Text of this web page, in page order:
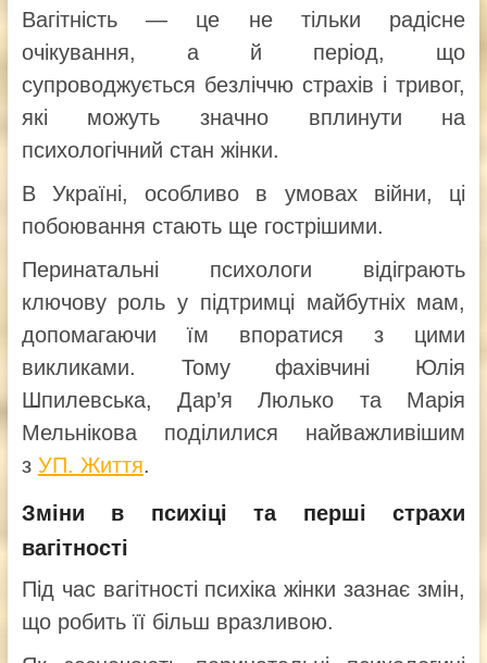
Вагітність — це не тільки радісне
очікування, а й період, що
супроводжується безліччю страхів і тривог,
які можуть значно вплинути на
психологічний стан жінки.
В Україні, особливо в умовах війни, ці
побоювання стають ще гострішими.
Перинатальні психологи відіграють
ключову роль у підтримці майбутніх мам,
допомагаючи їм впоратися з цими
викликами. Тому фахівчині Юлія
Шпилевська, Дар’я Люлько та Марія
Мельнікова поділилися найважливішим
з УП. Життя.
Зміни в психіці та перші страхи
вагітності
Під час вагітності психіка жінки зазнає змін,
що робить її більш вразливою.